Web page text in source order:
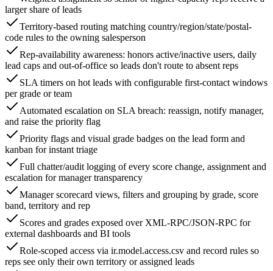
larger share of leads
Territory-based routing matching country/region/state/postal-
code rules to the owning salesperson
Rep-availability awareness: honors active/inactive users, daily
lead caps and out-of-office so leads don't route to absent reps
SLA timers on hot leads with configurable first-contact windows
per grade or team
Automated escalation on SLA breach: reassign, notify manager,
and raise the priority flag
Priority flags and visual grade badges on the lead form and
kanban for instant triage
Full chatter/audit logging of every score change, assignment and
escalation for manager transparency
Manager scorecard views, filters and grouping by grade, score
band, territory and rep
Scores and grades exposed over XML-RPC/JSON-RPC for
external dashboards and BI tools
Role-scoped access via ir.model.access.csv and record rules so
reps see only their own territory or assigned leads